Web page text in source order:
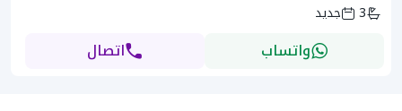
3
جديد
واتساب اتصال